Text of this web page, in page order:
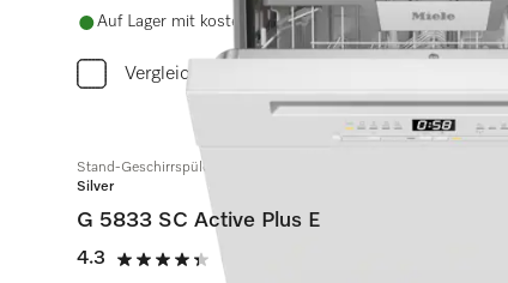
Auf Lager mit kostenlosem Versand
Vergleichen
Stand-Geschirrspüler
Silver
G 5833 SC Active Plus E
4.3
4.3 Sterne von 5
(4 Bewertungen)